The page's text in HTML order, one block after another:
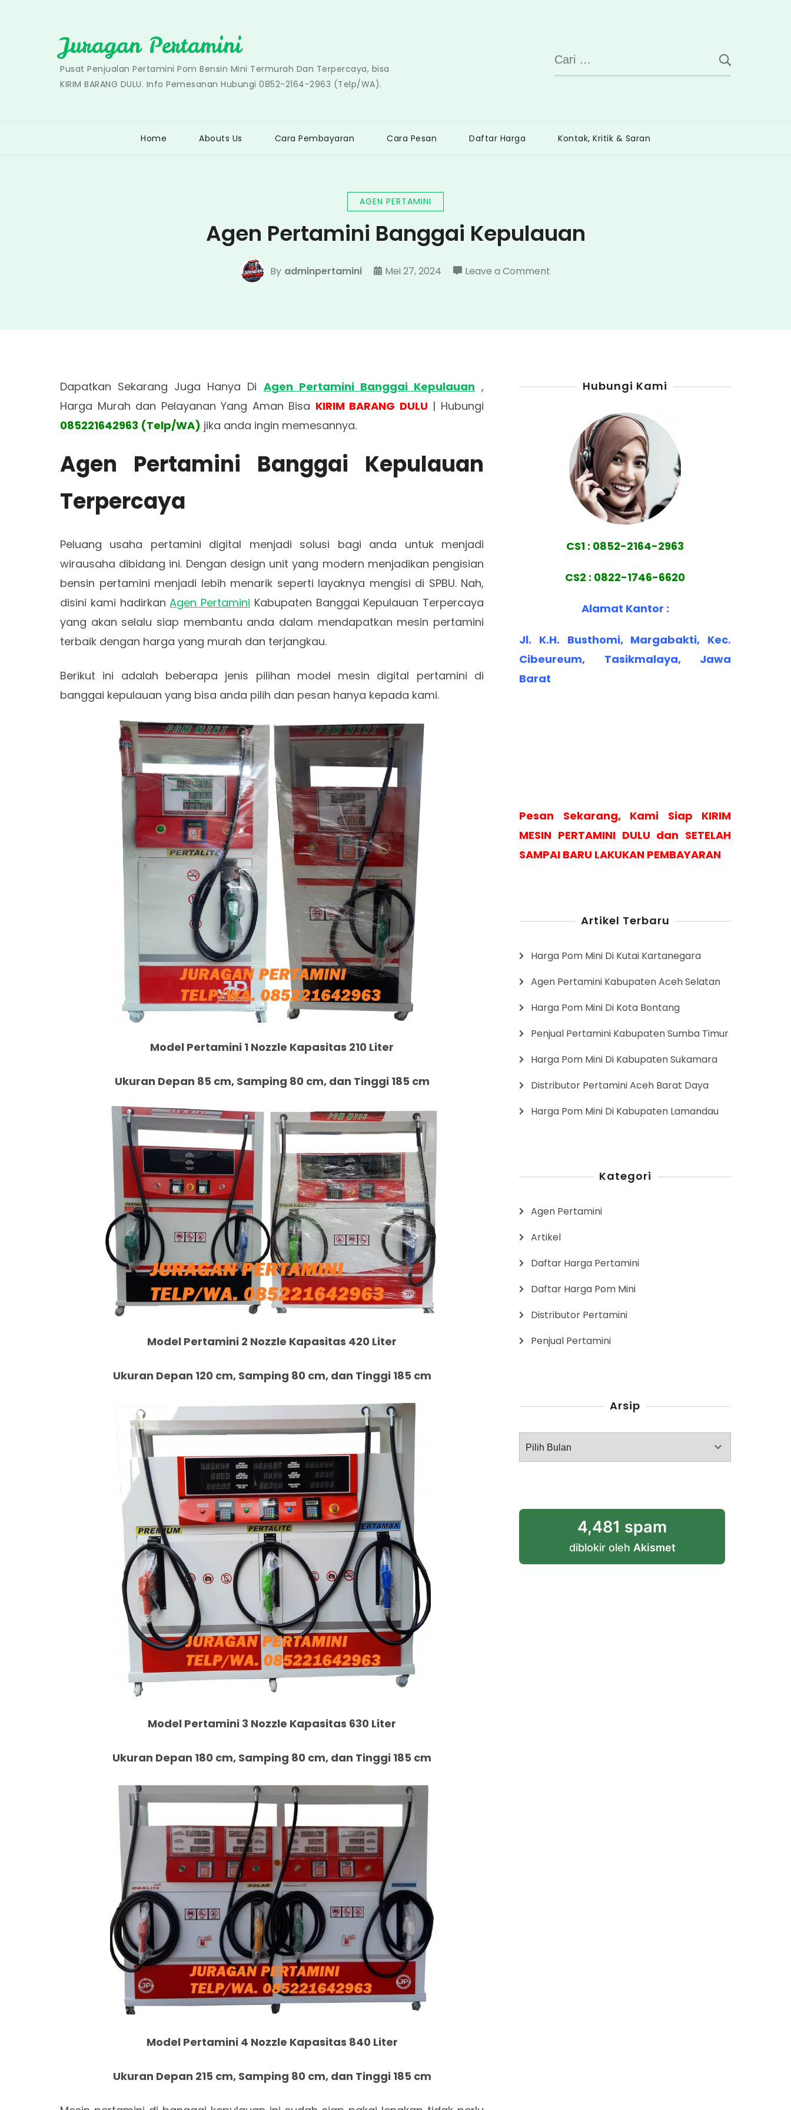
Juragan Pertamini
Pusat Penjualan Pertamini Pom Bensin Mini Termurah Dan Terpercaya, bisa
KIRIM BARANG DULU. Info Pemesanan Hubungi 0852-2164-2963 (Telp/WA).
Cari
untuk:
Home Abouts Us Cara Pembayaran Cara Pesan Daftar Harga Kontak, Kritik & Saran
AGEN PERTAMINI
Agen Pertamini Banggai Kepulauan
By adminpertamini Mei 27, 2024 Leave a Comment
Dapatkan Sekarang Juga Hanya Di Agen Pertamini Banggai Kepulauan ,
Harga Murah dan Pelayanan Yang Aman Bisa KIRIM BARANG DULU | Hubungi
085221642963 (Telp/WA) jika anda ingin memesannya.
Agen Pertamini Banggai Kepulauan
Terpercaya
Peluang usaha pertamini digital menjadi solusi bagi anda untuk menjadi
wirausaha dibidang ini. Dengan design unit yang modern menjadikan pengisian
bensin pertamini menjadi lebih menarik seperti layaknya mengisi di SPBU. Nah,
disini kami hadirkanAgen Pertamini Kabupaten Banggai Kepulauan Terpercaya
yang akan selalu siap membantu anda dalam mendapatkan mesin pertamini
terbaik dengan harga yang murah dan terjangkau.
Berikut ini adalah beberapa jenis pilihan model mesin digital pertamini di
banggai kepulauan yang bisa anda pilih dan pesan hanya kepada kami.
Model Pertamini 1 Nozzle Kapasitas 210 Liter
Ukuran Depan 85 cm, Samping 80 cm, dan Tinggi 185 cm
Model Pertamini 2 Nozzle Kapasitas 420 Liter
Ukuran Depan 120 cm, Samping 80 cm, dan Tinggi 185 cm
Model Pertamini 3 Nozzle Kapasitas 630 Liter
Ukuran Depan 180 cm, Samping 80 cm, dan Tinggi 185 cm
Model Pertamini 4 Nozzle Kapasitas 840 Liter
Ukuran Depan 215 cm, Samping 80 cm, dan Tinggi 185 cm
Hubungi Kami
CS1 : 0852-2164-2963
CS2 : 0822-1746-6620
Alamat Kantor :
Jl. K.H. Busthomi, Margabakti, Kec.
Cibeureum, Tasikmalaya, Jawa
Barat
Pesan Sekarang, Kami Siap KIRIM
MESIN PERTAMINI DULU dan SETELAH
SAMPAI BARU LAKUKAN PEMBAYARAN
Artikel Terbaru
Harga Pom Mini Di Kutai Kartanegara
Agen Pertamini Kabupaten Aceh Selatan
Harga Pom Mini Di Kota Bontang
Penjual Pertamini Kabupaten Sumba Timur
Harga Pom Mini Di Kabupaten Sukamara
Distributor Pertamini Aceh Barat Daya
Harga Pom Mini Di Kabupaten Lamandau
Kategori
Agen Pertamini
Artikel
Daftar Harga Pertamini
Daftar Harga Pom Mini
Distributor Pertamini
Penjual Pertamini
Arsip
Arsip
4,481 spam
diblokir oleh Akismet